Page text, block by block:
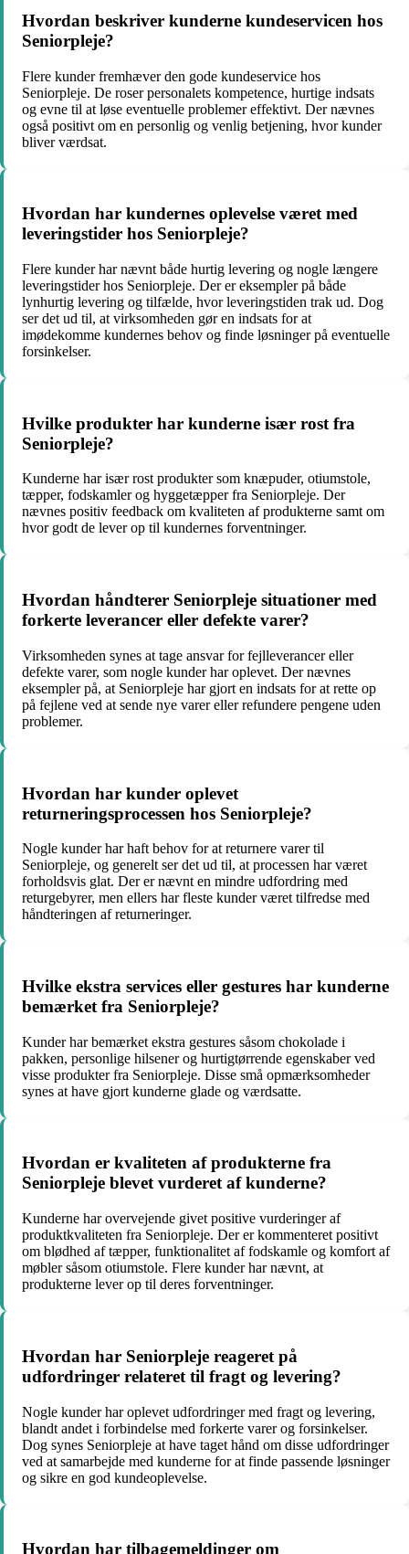
Hvordan beskriver kunderne kundeservicen hos
Seniorpleje?
Flere kunder fremhæver den gode kundeservice hos
Seniorpleje. De roser personalets kompetence, hurtige indsats
og evne til at løse eventuelle problemer effektivt. Der nævnes
også positivt om en personlig og venlig betjening, hvor kunder
bliver værdsat.
Hvordan har kundernes oplevelse været med
leveringstider hos Seniorpleje?
Flere kunder har nævnt både hurtig levering og nogle længere
leveringstider hos Seniorpleje. Der er eksempler på både
lynhurtig levering og tilfælde, hvor leveringstiden trak ud. Dog
ser det ud til, at virksomheden gør en indsats for at
imødekomme kundernes behov og finde løsninger på eventuelle
forsinkelser.
Hvilke produkter har kunderne især rost fra
Seniorpleje?
Kunderne har især rost produkter som knæpuder, otiumstole,
tæpper, fodskamler og hyggetæpper fra Seniorpleje. Der
nævnes positiv feedback om kvaliteten af produkterne samt om
hvor godt de lever op til kundernes forventninger.
Hvordan håndterer Seniorpleje situationer med
forkerte leverancer eller defekte varer?
Virksomheden synes at tage ansvar for fejlleverancer eller
defekte varer, som nogle kunder har oplevet. Der nævnes
eksempler på, at Seniorpleje har gjort en indsats for at rette op
på fejlene ved at sende nye varer eller refundere pengene uden
problemer.
Hvordan har kunder oplevet
returneringsprocessen hos Seniorpleje?
Nogle kunder har haft behov for at returnere varer til
Seniorpleje, og generelt ser det ud til, at processen har været
forholdsvis glat. Der er nævnt en mindre udfordring med
returgebyrer, men ellers har fleste kunder været tilfredse med
håndteringen af returneringer.
Hvilke ekstra services eller gestures har kunderne
bemærket fra Seniorpleje?
Kunder har bemærket ekstra gestures såsom chokolade i
pakken, personlige hilsener og hurtigtørrende egenskaber ved
visse produkter fra Seniorpleje. Disse små opmærksomheder
synes at have gjort kunderne glade og værdsatte.
Hvordan er kvaliteten af produkterne fra
Seniorpleje blevet vurderet af kunderne?
Kunderne har overvejende givet positive vurderinger af
produktkvaliteten fra Seniorpleje. Der er kommenteret positivt
om blødhed af tæpper, funktionalitet af fodskamle og komfort af
møbler såsom otiumstole. Flere kunder har nævnt, at
produkterne lever op til deres forventninger.
Hvordan har Seniorpleje reageret på
udfordringer relateret til fragt og levering?
Nogle kunder har oplevet udfordringer med fragt og levering,
blandt andet i forbindelse med forkerte varer og forsinkelser.
Dog synes Seniorpleje at have taget hånd om disse udfordringer
ved at samarbejde med kunderne for at finde passende løsninger
og sikre en god kundeoplevelse.
Hvordan har tilbagemeldinger om